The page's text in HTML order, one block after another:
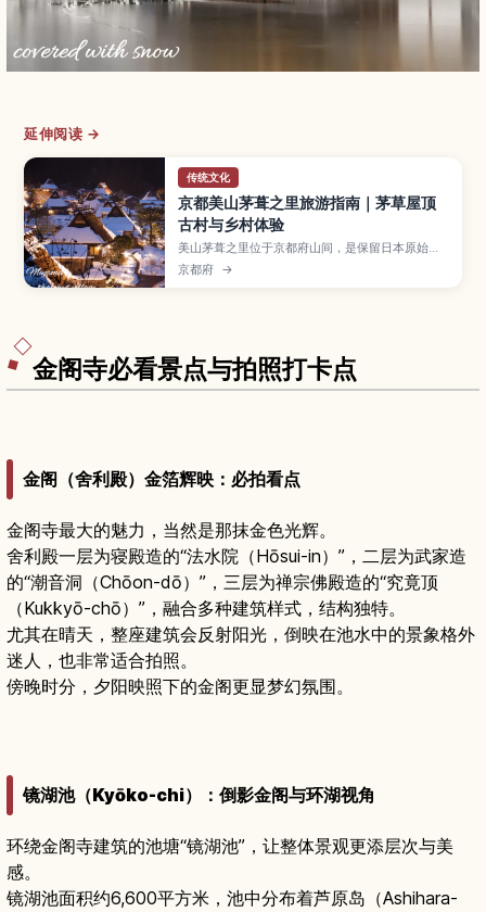
延伸阅读 →
传统文化
京都美山茅葺之里旅游指南｜茅草屋顶
古村与乡村体验
美山茅葺之里位于京都府山间，是保留日本原始乡
村风貌的茅草屋顶聚落。本文将介绍村庄的历史与
四季景色、茅草屋修复与农事体验、使用在地食材
京都府 →
金阁寺必看景点与拍照打卡点
金阁（舍利殿）金箔辉映：必拍看点
金阁寺最大的魅力，当然是那抹金色光辉。
舍利殿一层为寝殿造的“法水院（Hōsui-in）”，二层为武家造
的“潮音洞（Chōon-dō）”，三层为禅宗佛殿造的“究竟顶
（Kukkyō-chō）”，融合多种建筑样式，结构独特。
尤其在晴天，整座建筑会反射阳光，倒映在池水中的景象格外
迷人，也非常适合拍照。
傍晚时分，夕阳映照下的金阁更显梦幻氛围。
镜湖池（Kyōko-chi）：倒影金阁与环湖视角
环绕金阁寺建筑的池塘“镜湖池”，让整体景观更添层次与美
感。
镜湖池面积约6,600平方米，池中分布着芦原岛（Ashihara-